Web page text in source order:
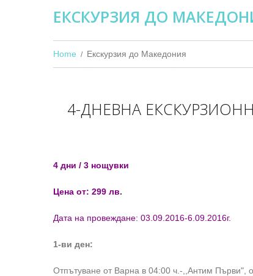
ЕКСКУРЗИЯ ДО
Home Екскурзия до Македония
4-ДНЕВНА
4 дни / 3 нощувки
Цена от: 299 лв.
Дата на провеждане: 03.09.2016-6.09.2016г.
1-ви ден:
Отпътуване от Варна в 04:00 ч.-,,Антим Първи",